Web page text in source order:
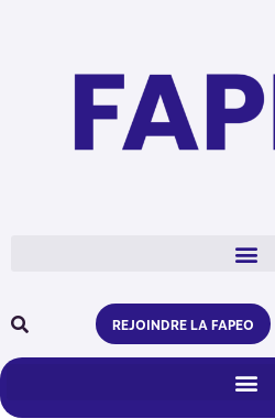
REJOINDRE LA FAPEO